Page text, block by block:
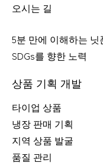
오시는 길
5분 만에 이해하는 닛
SDGs를 향한 노력
상품 기획 개발
타이업 상품
냉장 판매 기획
지역 상품 발굴
품질 관리